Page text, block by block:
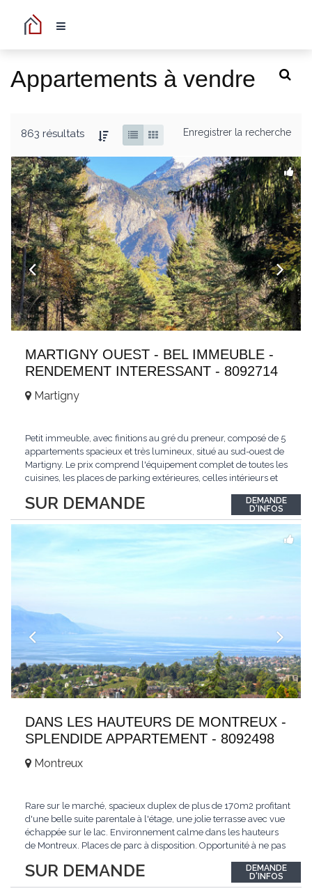
Appartements à vendre
863 résultats Enregistrer la recherche
MARTIGNY OUEST - BEL IMMEUBLE -
RENDEMENT INTERESSANT - 8092714
SUR DEMANDE
Martigny
Petit immeuble, avec finitions au gré du preneur, composé de 5
appartements spacieux et très lumineux, situé au sud-ouest de
Martigny. Le prix comprend l'équipement complet de toutes les
cuisines, les places de parking extérieures, celles intérieurs et
opportunité exclusive avec un rendement intéressant. Plus
d'informations...
DEMANDE
D'INFOS
DANS LES HAUTEURS DE MONTREUX -
SPLENDIDE APPARTEMENT - 8092498
SUR DEMANDE
Montreux
Rare sur le marché, spacieux duplex de plus de 170m2 profitant
d'une belle suite parentale à l'étage, une jolie terrasse avec vue
échappée sur le lac. Environnement calme dans les hauteurs
de Montreux. Places de parc à disposition. Opportunité à ne pas
auf dem Markt, geräumiges Duplex von mehr als 170m2 mit
einer schönen...
DEMANDE
D'INFOS